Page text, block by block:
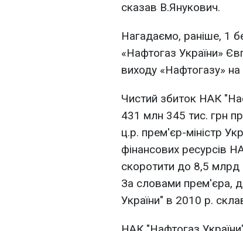
сказав В.Янукович.
Нагадаємо, раніше, 1
«Нафтогаз України»
виходу «Нафтогазу»
Чистий збиток НАК
431 млн 345 тис. грн
ц.р. прем'єр-міністр
фінансових ресурсів
скоротити до 8,5 млрд
За словами прем'єра,
України" в 2010 р.